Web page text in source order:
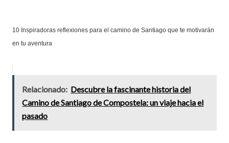
10 Inspiradoras reflexiones para el camino de Santiago que te motivarán
en tu aventura
Relacionado: Descubre la fascinante historia del
Camino de Santiago de Compostela: un viaje hacia el
pasado